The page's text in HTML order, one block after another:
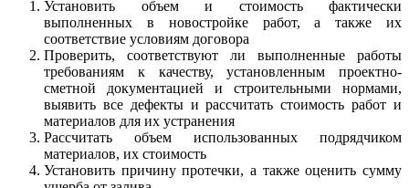
Установить объем и стоимость фактически
выполненных в новостройке работ, а также их
соответствие условиям договора
Проверить, соответствуют ли выполненные работы
требованиям к качеству, установленным проектно-
сметной документацией и строительными нормами,
выявить все дефекты и рассчитать стоимость работ и
материалов для их устранения
Рассчитать объем использованных подрядчиком
материалов, их стоимость
Установить причину протечки, а также оценить сумму